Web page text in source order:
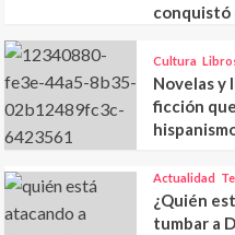
conquistó
Cultura
Novelas y
ficción
Actualidad
¿Quién
tumbar a